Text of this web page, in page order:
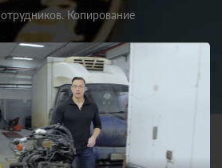
Копирование